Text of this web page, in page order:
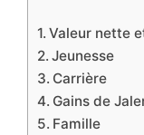
Valeur nette
Jeunesse
Carrière
Gains de
Famille